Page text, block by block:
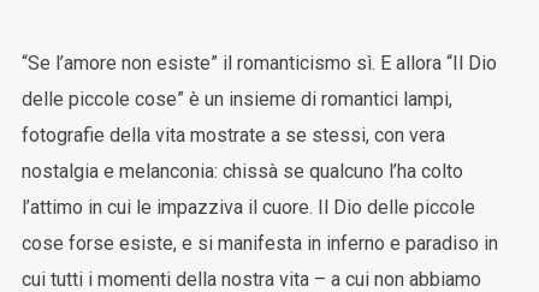
“Se l’amore non esiste” il romanticismo sì. E allora “Il Dio
delle piccole cose” è un insieme di romantici lampi,
fotografie della vita mostrate a se stessi, con vera
nostalgia e melanconia: chissà se qualcuno l’ha colto
l’attimo in cui le impazziva il cuore. Il Dio delle piccole
cose forse esiste, e si manifesta in inferno e paradiso in
cui tutti i momenti della nostra vita – a cui non abbiamo